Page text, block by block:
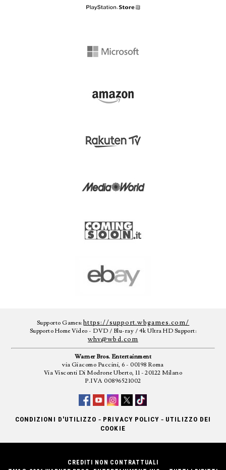
Supporto Games:https://support.wbgames.com/
Supporto Home Video - DVD / Blu-ray / 4k Ultra HD Support:
whv@wbd.com
Warner Bros. Entertainment
via Giacomo Puccini, 6 - 00198 Roma
Via Visconti Di Modrone Uberto, 11 - 20122 Milano
P.IVA 00896521002
CONDIZIONI D'UTILIZZO - PRIVACY POLICY - UTILIZZO DEI
COOKIE
CREDITI NON CONTRATTUALI